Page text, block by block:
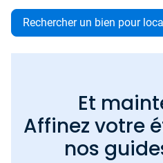
Rechercher un bien pour
Et
Affinez votre
nos